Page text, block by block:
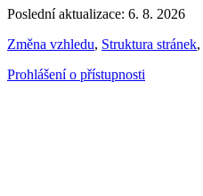
Poslední aktualizace: 6. 8. 2026
Změna vzhledu, Struktura stránek,
Prohlášení o přístupnosti